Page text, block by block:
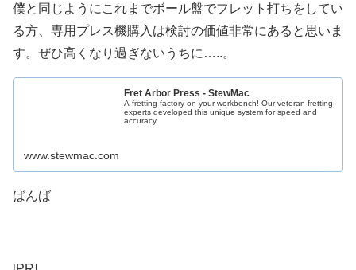
僕と同じようにこれまでボール盤でフレット打ちをしてい
る方、専用プレス機購入は検討の価値非常にあると思いま
す。ぜひ高くなり過ぎないうちに…..。
Fret Arbor Press - StewMac
A fretting factory on your workbench! Our veteran fretting
experts developed this unique system for speed and
accuracy.
www.stewmac.com
ばんば